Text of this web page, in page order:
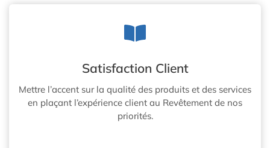
Satisfaction Client
Mettre l’accent sur la qualité des produits et des services
en plaçant l’expérience client au Revêtement de nos
priorités.